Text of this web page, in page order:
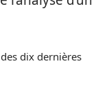
dix dernières